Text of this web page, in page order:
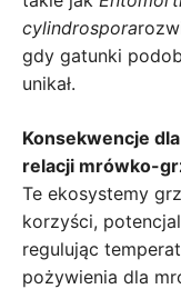
cylindrospora
gdy gatunki
unikał.
Konsekwencje
relacji mrówko-
Te ekosystemy
korzyści,
regulując
pożywienia dla